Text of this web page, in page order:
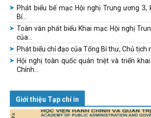
Phát biểu bế mạc Hội nghị Trung ương 3,
Bí...
Toàn văn phát biểu Khai mạc Hội nghị
của...
Phát biểu chỉ đạo của Tổng Bí thư, Chủ tịch
Hội nghị toàn quốc quán triệt và triển
Chính...
Giới thiệu Tạp chí in